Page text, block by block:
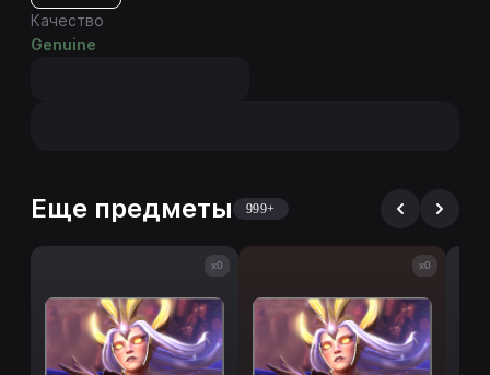
Качество
Genuine
Еще предметы 999+
x0 x0